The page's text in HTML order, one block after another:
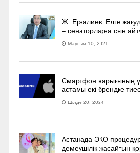
Ж. Ерғалиев: Елге
– сенаторларға сын
Маусым 10, 2021
Смартфон нарығының
астамы екі брендке
Шілде 20, 2024
Астанада ЭКО
демеушілік жасайтын